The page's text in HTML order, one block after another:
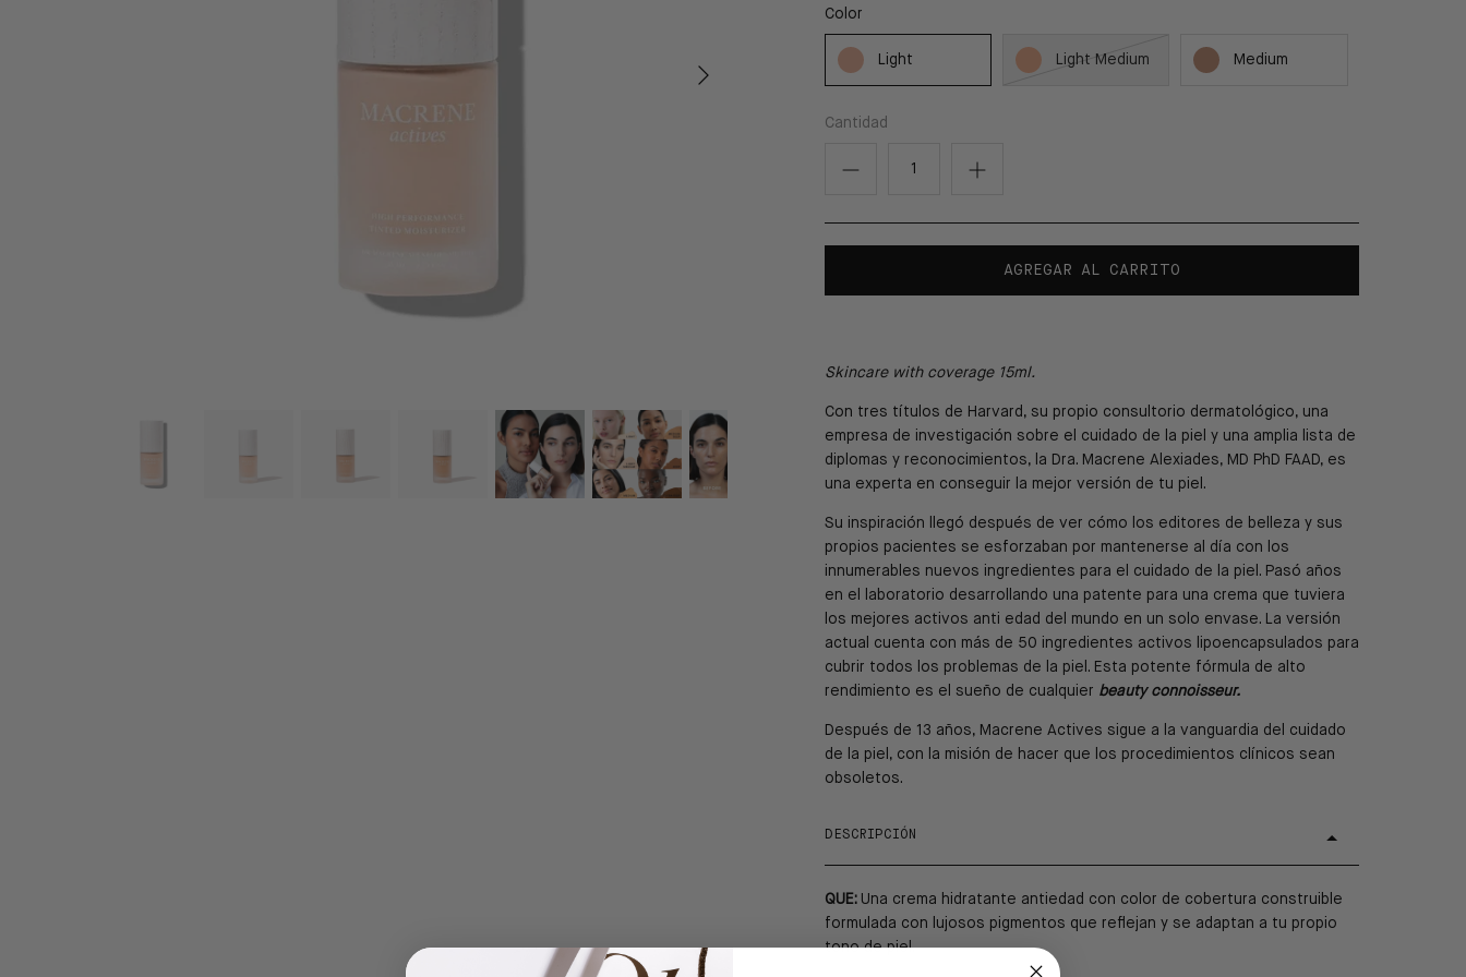
Color
Light Light Medium Medium
Cantidad
AGREGAR AL CARRITO
Skincare with coverage 15ml.
Con tres títulos de Harvard, su propio consultorio dermatológico, una
empresa de investigación sobre el cuidado de la piel y una amplia lista de
diplomas y reconocimientos, la Dra. Macrene Alexiades, MD PhD FAAD, es
una experta en conseguir la mejor versión de tu piel.
Su inspiración llegó después de ver cómo los editores de belleza y sus
propios pacientes se esforzaban por mantenerse al día con los
innumerables nuevos ingredientes para el cuidado de la piel. Pasó años
en el laboratorio desarrollando una patente para una crema que tuviera
los mejores activos anti edad del mundo en un solo envase. La versión
actual cuenta con más de 50 ingredientes activos lipoencapsulados para
cubrir todos los problemas de la piel. Esta potente fórmula de alto
rendimiento es el sueño de cualquier beauty connoisseur.
Después de 13 años, Macrene Actives sigue a la vanguardia del cuidado
de la piel, con la misión de hacer que los procedimientos clínicos sean
obsoletos.
DESCRIPCIÓN
QUE: Una crema hidratante antiedad con color de cobertura construible
formulada con lujosos pigmentos que reflejan y se adaptan a tu propio
tono de piel.